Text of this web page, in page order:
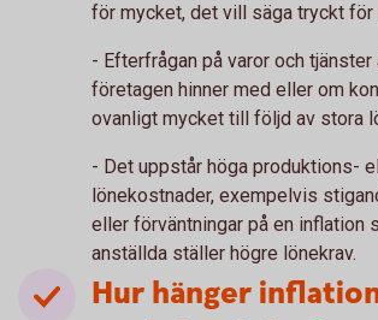
för mycket, det vill säga tryckt för
- Efterfrågan på varor och tjänster
företagen hinner med eller om
ovanligt mycket till följd av stora
- Det uppstår höga produktions-
lönekostnader, exempelvis
eller förväntningar på en inflation
anställda ställer högre lönekrav.
Hur hänger